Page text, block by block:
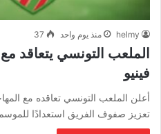
helmy منذ يوم واحد 37
الملعب التونسي يتعاقد
فينيو
أعلن الملعب التونسي تعاقده مع
تعزيز صفوف الفريق استعدادًا